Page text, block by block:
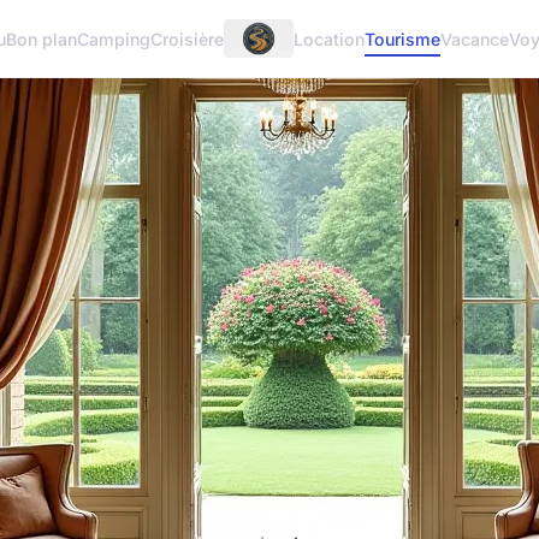
Bon planCampingCroisière LocationTourismeVacance